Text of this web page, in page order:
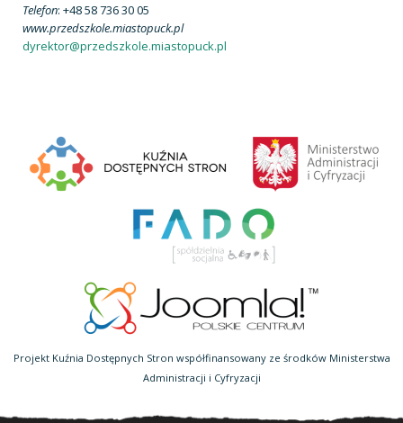
Telefon: +48 58 736 30 05
www.przedszkole.miastopuck.pl
dyrektor@przedszkole.miastopuck.pl
Projekt Kuźnia Dostępnych Stron współfinansowany ze środków Ministerstwa
Administracji i Cyfryzacji